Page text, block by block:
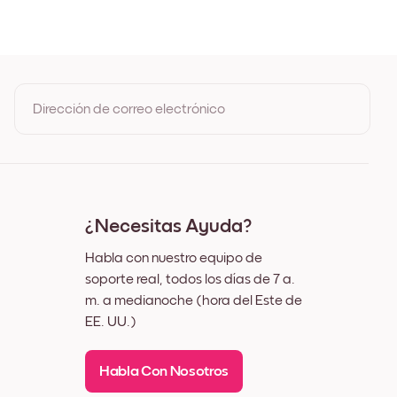
Dirección de correo electrónico
¿Necesitas Ayuda?
Habla con nuestro equipo de
soporte real, todos los días de 7 a.
m. a medianoche (hora del Este de
EE. UU.)
Habla Con Nosotros